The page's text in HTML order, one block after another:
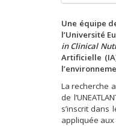
Une équipe
l’Université
in Clinical
Artificielle
La recherche
de
s’inscrit dans
appliquée aux